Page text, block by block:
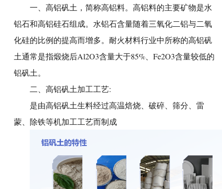
一、高铝矾土 ，简称高铝料。高铝料的主要矿物是水
铝石和高铝硅石组成。水铝石含量随着三氧化二铝与二氧
化硅的比例的提高而增多。耐火材料行业中所称的高铝矾
土通常是指煅烧后Al2O3含量大于85%、Fe2O3含量较低的
铝矾土。
二、高铝矾土加工工艺:
是由高铝矾土生料经过高温焙烧、破碎、筛分、雷
蒙、除铁等机加工工艺而制成